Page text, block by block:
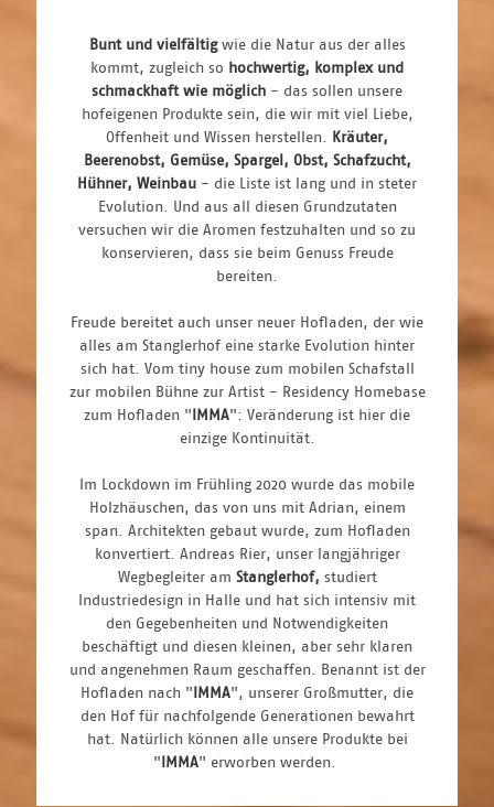
Bunt und vielfältigwie die Natur aus der alles
kommt, zugleich so hochwertig, komplex und
schmackhaft wie möglich - das sollen unsere
hofeigenen Produkte sein, die wir mit viel Liebe,
Offenheit und Wissen herstellen. Kräuter,
Beerenobst, Gemüse, Spargel, Obst, Schafzucht,
Hühner, Weinbau - die Liste ist lang und in steter
Evolution. Und aus all diesen Grundzutaten
versuchen wir die Aromen festzuhalten und so zu
konservieren, dass sie beim Genuss Freude
bereiten.
Freude bereitet auch unser neuer Hofladen, der wie
alles am Stanglerhof eine starke Evolution hinter
sich hat. Vom tiny house zum mobilen Schafstall
zur mobilen Bühne zur Artist - Residency Homebase
zum Hofladen "IMMA": Veränderung ist hier die
einzige Kontinuität.
Im Lockdown im Frühling 2020 wurde das mobile
Holzhäuschen, das von uns mit Adrian, einem
span. Architekten gebaut wurde, zum Hofladen
konvertiert. Andreas Rier, unser langjähriger
Wegbegleiter am Stanglerhof, studiert
Industriedesign in Halle und hat sich intensiv mit
den Gegebenheiten und Notwendigkeiten
beschäftigt und diesen kleinen, aber sehr klaren
und angenehmen Raum geschaffen. Benannt ist der
Hofladen nach "IMMA", unserer Großmutter, die
den Hof für nachfolgende Generationen bewahrt
hat. Natürlich können alle unsere Produkte bei
"IMMA" erworben werden.